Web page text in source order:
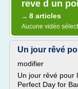
reve d un
→ 8 articles
Aucune vidéo
Un jour rêvé
modifier
Un jour rêvé pour
Perfect Day for